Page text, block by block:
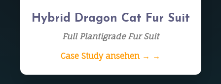
Hybrid Dragon Cat Fur Suit
Full Plantigrade Fur Suit
Case Study ansehen → →